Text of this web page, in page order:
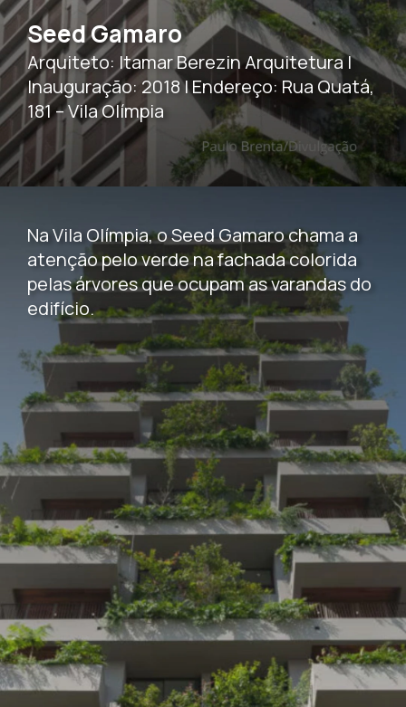
Seed Gamaro
Arquiteto: Itamar Berezin Arquitetura |
Inauguração: 2018 | Endereço: Rua Quatá,
181 – Vila Olímpia
Na Vila Olímpia, o Seed Gamaro chama a
atenção pelo verde na fachada colorida
pelas árvores que ocupam as varandas do
edifício.